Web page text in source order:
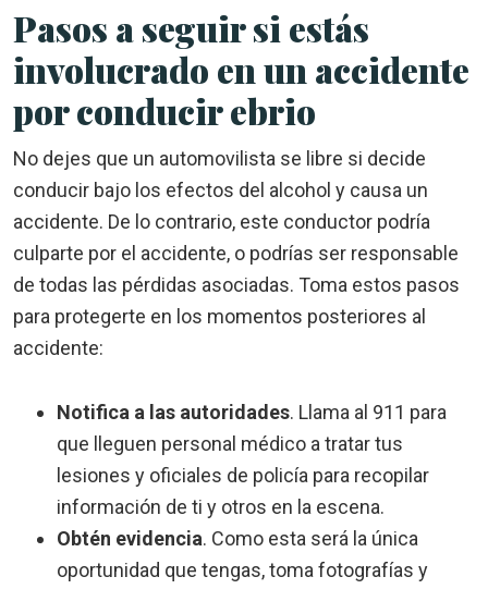
Pasos a seguir si estás
involucrado en un accidente
por conducir ebrio
No dejes que un automovilista se libre si decide
conducir bajo los efectos del alcohol y causa un
accidente. De lo contrario, este conductor podría
culparte por el accidente, o podrías ser responsable
de todas las pérdidas asociadas. Toma estos pasos
para protegerte en los momentos posteriores al
accidente:
Notifica a las autoridades. Llama al 911 para
que lleguen personal médico a tratar tus
lesiones y oficiales de policía para recopilar
información de ti y otros en la escena.
Obtén evidencia. Como esta será la única
oportunidad que tengas, toma fotografías y